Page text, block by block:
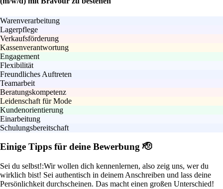
Warenverarbeitung
Lagerpflege
Verkaufsförderung
Kassenverantwortung
Engagement
Flexibilität
Freundliches Auftreten
Teamarbeit
Beratungskompetenz
Leidenschaft für Mode
Kundenorientierung
Einarbeitung
Schulungsbereitschaft
Einige Tipps für deine Bewerbung 🫡
Sei du selbst!:Wir wollen dich kennenlernen, also zeig uns, wer du
wirklich bist! Sei authentisch in deinem Anschreiben und lass deine
Persönlichkeit durchscheinen. Das macht einen großen Unterschied!